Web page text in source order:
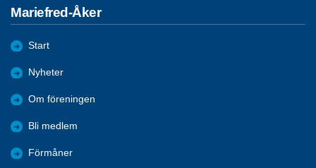
Mariefred-Åker
Start
Nyheter
Om föreningen
Bli medlem
Förmåner